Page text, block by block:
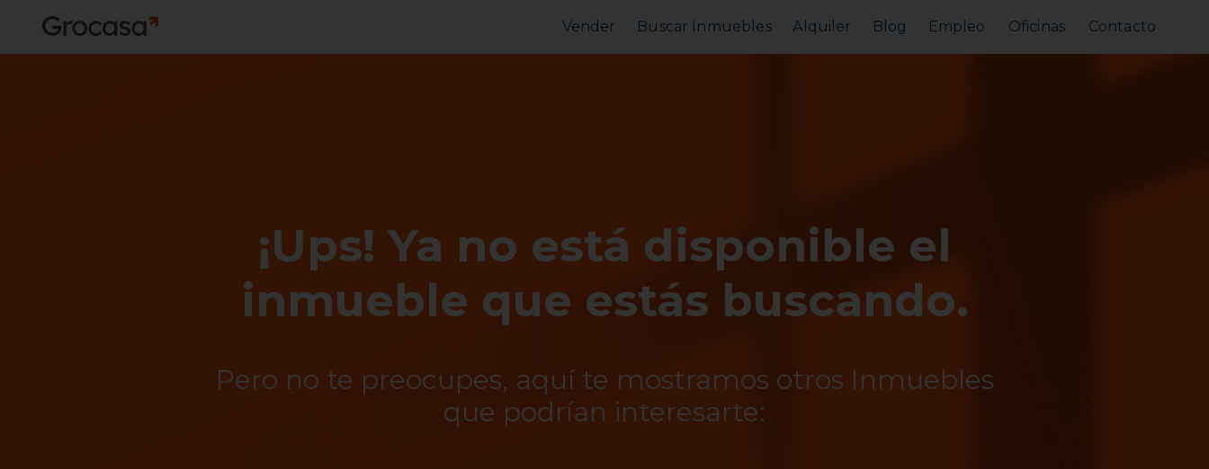
Vender Buscar Inmuebles Alquiler Blog Empleo Oficinas Contacto
¡Ups! Ya no está disponible el
inmueble que estás buscando.
Pero no te preocupes, aquí te mostramos otros Inmuebles
que podrían interesarte: